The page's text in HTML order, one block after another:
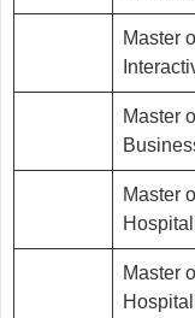
Master
Master
Master
Master